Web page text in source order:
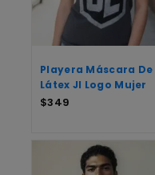
Playera Máscara De
Látex Jl Logo Mujer
$349